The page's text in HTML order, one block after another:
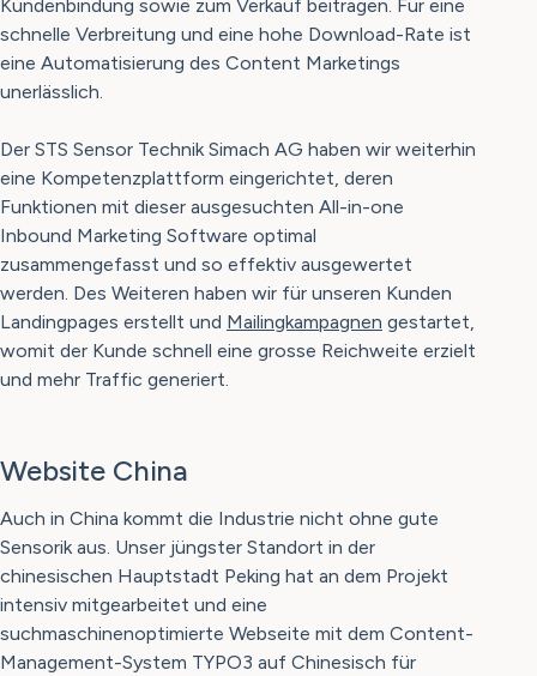
Kundenbindung sowie zum Verkauf beitragen. Für eine
schnelle Verbreitung und eine hohe Download-Rate ist
eine Automatisierung des Content Marketings
unerlässlich.
Der STS Sensor Technik Simach AG haben wir weiterhin
eine Kompetenzplattform eingerichtet, deren
Funktionen mit dieser ausgesuchten All-in-one
Inbound Marketing Software optimal
zusammengefasst und so effektiv ausgewertet
werden. Des Weiteren haben wir für unseren Kunden
Landingpages erstellt und Mailingkampagnen gestartet,
womit der Kunde schnell eine grosse Reichweite erzielt
und mehr Traffic generiert.
Website China
Auch in China kommt die Industrie nicht ohne gute
Sensorik aus. Unser jüngster Standort in der
chinesischen Hauptstadt Peking hat an dem Projekt
intensiv mitgearbeitet und eine
suchmaschinenoptimierte Webseite mit dem Content-
Management-System TYPO3 auf Chinesisch für